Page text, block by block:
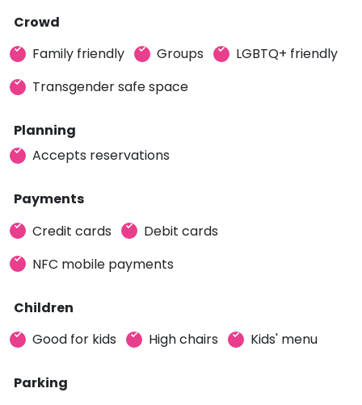
Crowd
Family friendly
Groups
LGBTQ+ friendly
Transgender safe space
Planning
Accepts reservations
Payments
Credit cards
Debit cards
NFC mobile payments
Children
Good for kids
High chairs Kids' menu
Parking